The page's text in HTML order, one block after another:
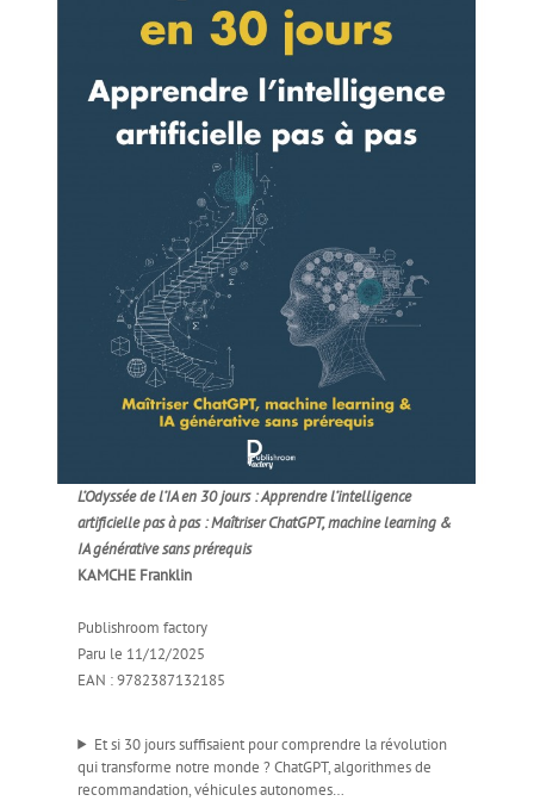
L’Odyssée de l’IA en 30 jours : Apprendre l’intelligence
artificielle pas à pas : Maîtriser ChatGPT, machine learning &
IA générative sans prérequis
KAMCHE Franklin
Publishroom factory
Paru le 11/12/2025
EAN : 9782387132185
Et si 30 jours suffisaient pour comprendre la révolution
qui transforme notre monde ? ChatGPT, algorithmes de
recommandation, véhicules autonomes…